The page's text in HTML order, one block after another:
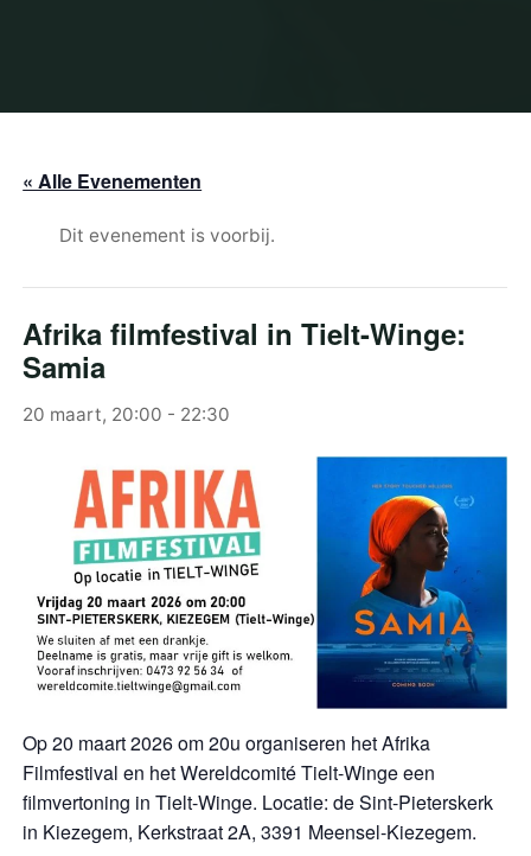
« Alle Evenementen
Dit evenement is voorbij.
Afrika filmfestival in Tielt-Winge:
Samia
20 maart, 20:00 - 22:30
Op 20 maart 2026 om 20u organiseren het Afrika
Filmfestival en het Wereldcomité Tielt-Winge een
filmvertoning in Tielt-Winge. Locatie: de Sint-Pieterskerk
in Kiezegem, Kerkstraat 2A, 3391 Meensel-Kiezegem.